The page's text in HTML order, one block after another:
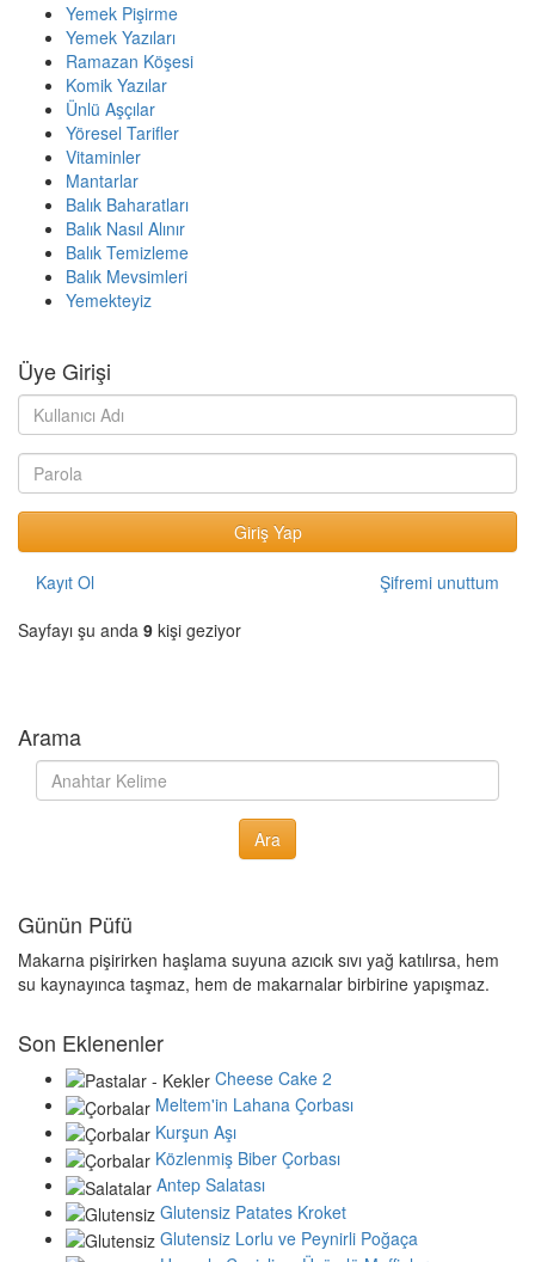
Yemek Pişirme
Yemek Yazıları
Ramazan Köşesi
Komik Yazılar
Ünlü Aşçılar
Yöresel Tarifler
Vitaminler
Mantarlar
Balık Baharatları
Balık Nasıl Alınır
Balık Temizleme
Balık Mevsimleri
Yemekteyiz
Üye Girişi
Kayıt Ol
Şifremi unuttum
Sayfayı şu anda 9 kişi geziyor
Arama
Günün Püfü
Makarna pişirirken haşlama suyuna azıcık sıvı yağ katılırsa, hem
su kaynayınca taşmaz, hem de makarnalar birbirine yapışmaz.
Son Eklenenler
Cheese Cake 2
Meltem'in Lahana Çorbası
Kurşun Aşı
Közlenmiş Biber Çorbası
Antep Salatası
Glutensiz Patates Kroket
Glutensiz Lorlu ve Peynirli Poğaça